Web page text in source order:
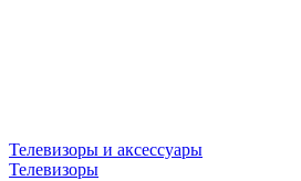
Телевизоры и аксессуары
Телевизоры